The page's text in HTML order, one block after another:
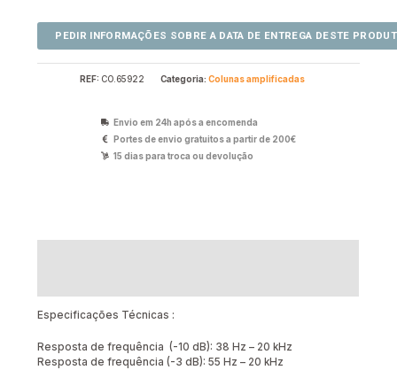
REF: CO.65922 Categoria: Colunas amplificadas
Envio em 24h após a encomenda
Portes de envio gratuitos a partir de 200€
15 dias para troca ou devolução
Especificações Técnicas :
Resposta de frequência (-10 dB): 38 Hz – 20 kHz
Resposta de frequência (-3 dB): 55 Hz – 20 kHz